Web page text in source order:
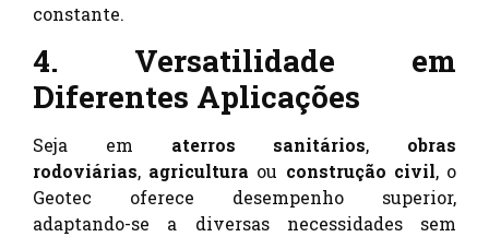
constante.
4. Versatilidade em
Diferentes Aplicações
Seja em aterros sanitários, obras
rodoviárias, agricultura ou construção civil, o
Geotec oferece desempenho superior,
adaptando-se a diversas necessidades sem